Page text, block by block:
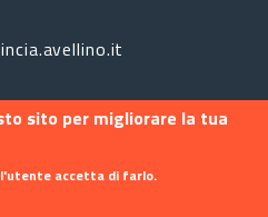
sito per migliorare la tua
l'utente accetta di farlo.